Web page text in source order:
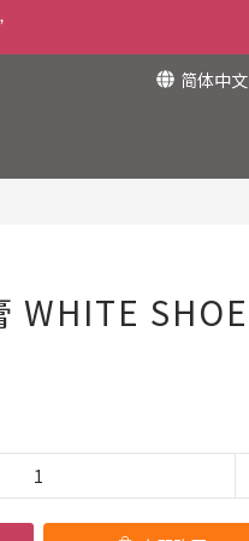
简体中文
WHITE SHOE